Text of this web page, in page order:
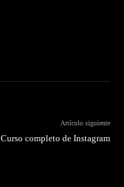
Artículo siguiente
Curso completo de Instagram